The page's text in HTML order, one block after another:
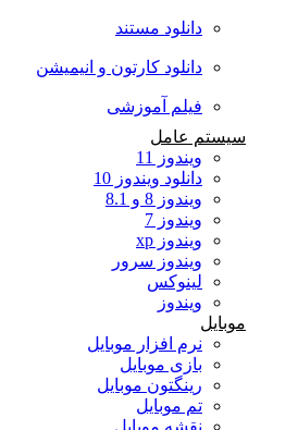
دانلود مستند
دانلود کارتون و انیمیشن
فیلم آموزشی
سیستم عامل
ویندوز 11
دانلود ویندوز 10
ویندوز 8 و 8.1
ویندوز 7
ویندوز xp
ویندوز سرور
لینوکس
ویندوز
موبایل
نرم افزار موبایل
بازی موبایل
رینگتون موبایل
تم موبایل
نقشه موبایل